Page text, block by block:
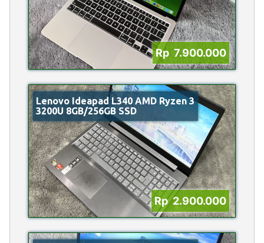
Rp 7.900.000
Lenovo Ideapad L340 AMD Ryzen 3
3200U 8GB/256GB SSD
Rp 2.900.000